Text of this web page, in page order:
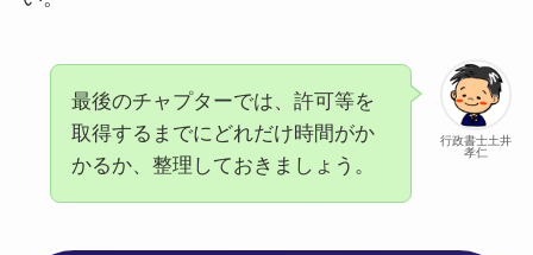
行政書士土井
孝仁
最後のチャプターでは、許可等を
取得するまでにどれだけ時間がか
かるか、整理しておきましょう。